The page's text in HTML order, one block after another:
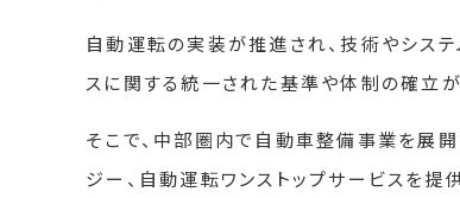
自動運転の実装が推進され、技術やシス
スに関する統一された基準や体制の確立が
そこで、中部圏内で自動車整備事業を展
ジー、自動運転ワンストップサービスを